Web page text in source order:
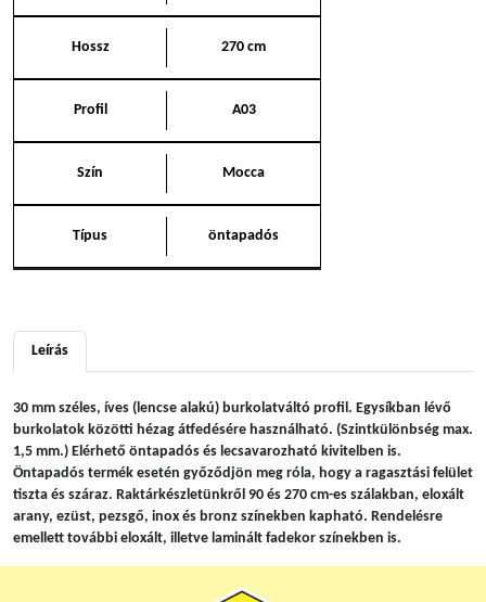
Hossz 270 cm
Profil A03
Szín Mocca
Típus öntapadós
Leírás
30 mm széles, íves (lencse alakú) burkolatváltó profil. Egysíkban lévő
burkolatok közötti hézag átfedésére használható. (Szintkülönbség max.
1,5 mm.) Elérhető öntapadós és lecsavarozható kivitelben is.
Öntapadós termék esetén győződjön meg róla, hogy a ragasztási felület
tiszta és száraz. Raktárkészletünkről 90 és 270 cm-es szálakban, eloxált
arany, ezüst, pezsgő, inox és bronz színekben kapható. Rendelésre
emellett további eloxált, illetve laminált fadekor színekben is.